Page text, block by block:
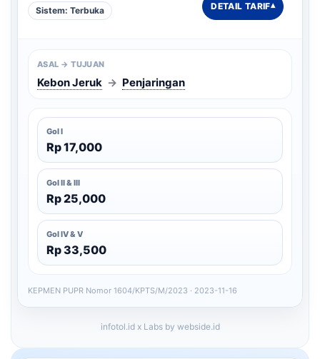
Sistem: Terbuka DETAIL TARIF▾
ASAL → TUJUAN
Kebon Jeruk → Penjaringan
Gol I
Rp 17,000
Gol II & III
Rp 25,000
Gol IV & V
Rp 33,500
KEPMEN PUPR Nomor 1604/KPTS/M/2023 · 2023-11-16
infotol.id x Labs by webside.id